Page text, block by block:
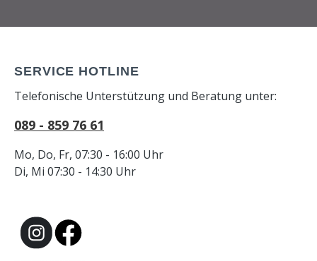
SERVICE HOTLINE
Telefonische Unterstützung und Beratung unter:
089 - 859 76 61
Mo, Do, Fr, 07:30 - 16:00 Uhr
Di, Mi 07:30 - 14:30 Uhr